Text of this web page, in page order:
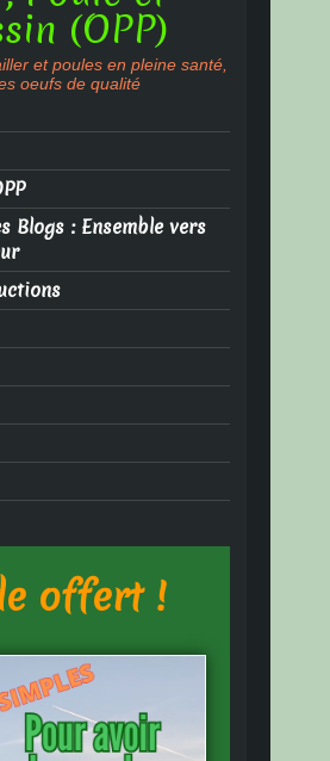
(OPP)
et poules en pleine santé,
oeufs de qualité
Blogs : Ensemble vers
offert !